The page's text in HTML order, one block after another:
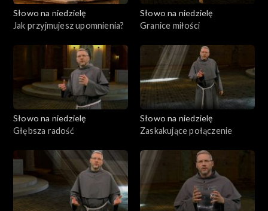
Słowo na niedzielę
Jak przyjmujesz upomnienia?
Słowo na niedzielę
Granice miłości
Słowo na niedzielę
Głębsza radość
Słowo na niedzielę
Zaskakujące połączenie